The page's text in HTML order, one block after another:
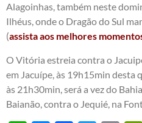
Alagoinhas, também neste
Ilhéus, onde o Dragão do Sul
(assista aos melhores
O Vitória estreia contra o
em Jacuípe, às 19h15min desta
às 21h30min, será a vez do
Baianão, contra o Jequié, na